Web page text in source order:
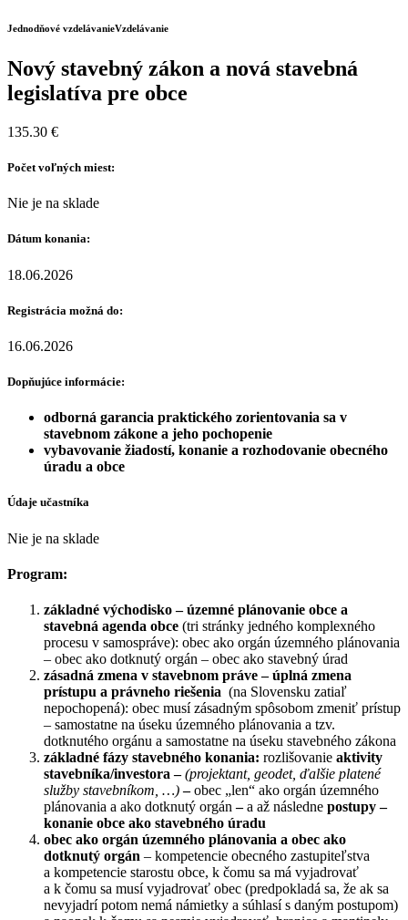
Jednodňové vzdelávanieVzdelávanie
Nový stavebný zákon a nová stavebná
legislatíva pre obce
135.30 €
Počet voľných miest:
Nie je na sklade
Dátum konania:
18.06.2026
Registrácia možná do:
16.06.2026
Dopňujúce informácie:
odborná garancia praktického zorientovania sa v
stavebnom zákone a jeho pochopenie
vybavovanie žiadostí, konanie a rozhodovanie obecného
úradu a obce
Údaje učastníka
Nie je na sklade
Program:
základné východisko – územné plánovanie obce a
stavebná agenda obce (tri stránky jedného komplexného
procesu v samospráve): obec ako orgán územného plánovania
– obec ako dotknutý orgán – obec ako stavebný úrad
zásadná zmena v stavebnom práve – úplná zmena
prístupu a právneho riešenia (na Slovensku zatiaľ
nepochopená): obec musí zásadným spôsobom zmeniť prístup
– samostatne na úseku územného plánovania a tzv.
dotknutého orgánu a samostatne na úseku stavebného zákona
základné fázy stavebného konania: rozlišovanie aktivity
stavebníka/investora –(projektant, geodet, ďalšie platené
služby stavebníkom, …)–obec „len“ ako orgán územného
plánovania a ako dotknutý orgán –a až následne postupy –
konanie obce ako stavebného úradu
obec ako orgán územného plánovania a obec ako
dotknutý orgán – kompetencie obecného zastupiteľstva
a kompetencie starostu obce, k čomu sa má vyjadrovať
a k čomu sa musí vyjadrovať obec (predpokladá sa, že ak sa
nevyjadrí potom nemá námietky a súhlasí s daným postupom)